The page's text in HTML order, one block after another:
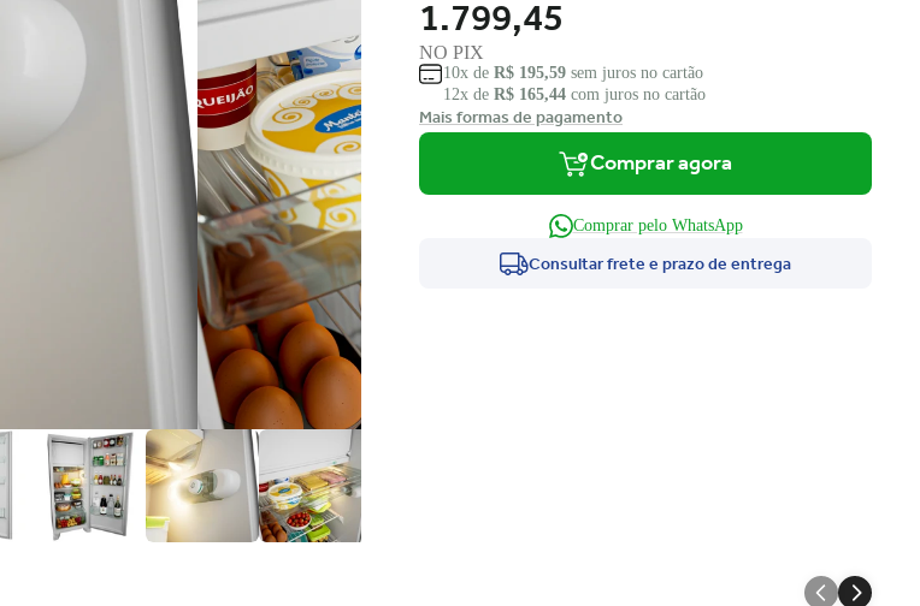
1.799,45
NO PIX
10x de R$ 195,59 sem juros no cartão
12x de R$ 165,44 com juros no cartão
Mais formas de pagamento
Comprar agora
Comprar pelo WhatsApp
Consultar frete e prazo de entrega